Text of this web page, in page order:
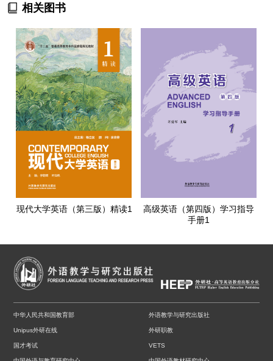
相关图书
现代大学英语（第三版）精读1
高级英语（第四版）学习指导
手册1
中华人民共和国教育部 外语教学与研究出版社
Unipus外研在线 外研职教
国才考试 VETS